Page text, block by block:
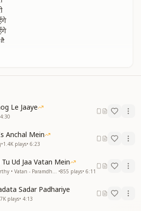
Le Jaaye
4:30
Anchal Mein
•1.4K plays• 6:23
Ud Jaa Vatan Mein
•855 plays• 6:11
Sadar Padhariye
plays• 4:13